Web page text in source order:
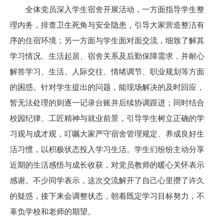
全体党员深入学生宿舍开展活动，一方面指导学生整
理内务，排查卫生死角与安全隐患，引导大家营造整洁有
序的住宿环境；另一方面与学生面对面交流，细致了解其
学习情况、生活起居、宿舍关系及后勤保障需求，并耐心
解答学习、生活、人际交往、情绪调节、职业规划等方面
的困惑。针对学生提出的问题，能现场解决的及时回应，
暂无法处理的则逐一记录台账并后续协调跟进；同时结合
校园纪律、工匠精神与就业前景，引导学生树立正确的学
习观与成才观，叮嘱大家严守宿舍管理规定、养成良好生
活习惯，以积极状态投入学习生活。学生们纷纷主动分享
近期的生活感悟与成长收获，对党员教师的暖心关怀表示
感谢。不少同学表示，这次交流解开了自己心里攒了许久
的疑惑，接下来会调整状态，朝着既定学习目标努力，不
辜负学校和老师的期望。